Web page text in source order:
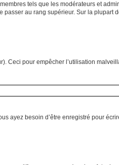
tels que les modérateurs et
au rang supérieur. Sur la
Ceci pour empêcher l’utilisation
ayez besoin d’être enregistré pour